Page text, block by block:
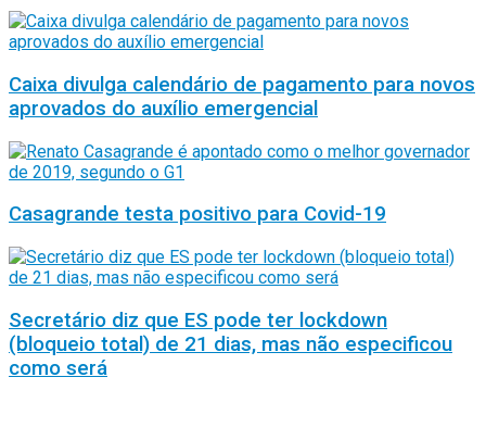
Caixa divulga calendário de pagamento para novos
aprovados do auxílio emergencial
Casagrande testa positivo para Covid-19
Secretário diz que ES pode ter lockdown
(bloqueio total) de 21 dias, mas não especificou
como será